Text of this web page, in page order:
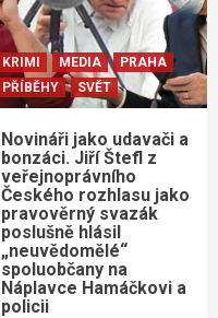
KRIMI MEDIA
PRAHA
PŘÍBĚHY
SVĚT
Novináři jako udavači a
bonzáci. Jiří Štefl z
veřejnoprávního
Českého rozhlasu jako
pravověrný svazák
poslušně hlásil
„neuvědomělé“
spoluobčany na
Náplavce Hamáčkovi a
policii